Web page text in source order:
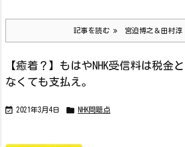
記事を読む 宮迫博之＆田村淳
【癒着？】もはやNHK受信料は税金
なくても支払え。
 2021年3月4日  NHK問題点